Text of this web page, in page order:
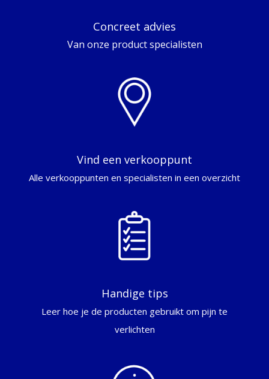
Concreet advies
Van onze product specialisten
Vind een verkooppunt
Alle verkooppunten en specialisten in een overzicht
Handige tips
Leer hoe je de producten gebruikt om pijn te
verlichten